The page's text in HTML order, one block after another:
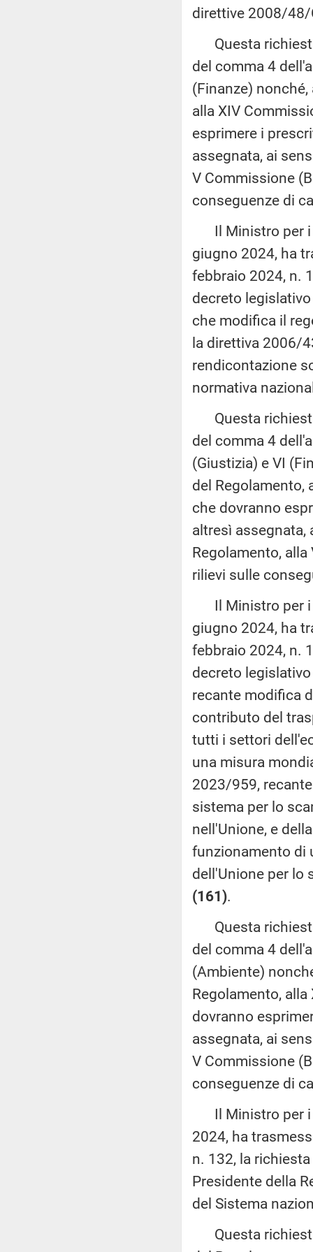
direttive 2008/
Questa
del comma 4
(Finanze)
alla XIV
esprimere i
assegnata, ai
V Commissione
conseguenze di
Il Ministro per i
giugno 2024, ha
febbraio 2024, n.
decreto
che modifica il
la direttiva 2006/
rendicontazione
normativa
Questa
del comma 4
(Giustizia) e VI
del Regolamento,
che dovranno
altresì assegnata,
Regolamento,
rilievi sulle
Il Ministro per i
giugno 2024, ha
febbraio 2024, n.
decreto
recante modifica
contributo del
tutti i settori
una misura
2023/959,
sistema per lo
nell'Unione, e
funzionamento di
dell'Unione per lo
(161).
Questa
del comma 4
(Ambiente)
Regolamento,
dovranno
assegnata, ai
V Commissione
conseguenze di
Il Ministro per i
2024, ha
n. 132, la
Presidente della
del Sistema
Questa